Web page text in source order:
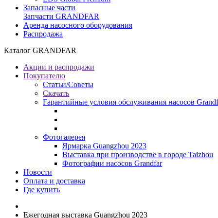
Запасные части
Запчасти GRANDFAR
Аренда насосного оборудования
Распродажа
Каталог GRANDFAR
Акции и распродажи
Покупателю
Статьи/Советы
Скачать
Гарантийные условия обслуживания насосов
Фотогалерея
Ярмарка Guangzhou 2023
Выставка при производстве в городе Taizhou
Фотографии насосов Grandfar
Новости
Оплата и доставка
Где купить
Ежегодная выставка Guangzhou 2023